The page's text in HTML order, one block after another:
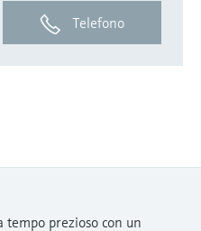
Telefono
prezioso con un